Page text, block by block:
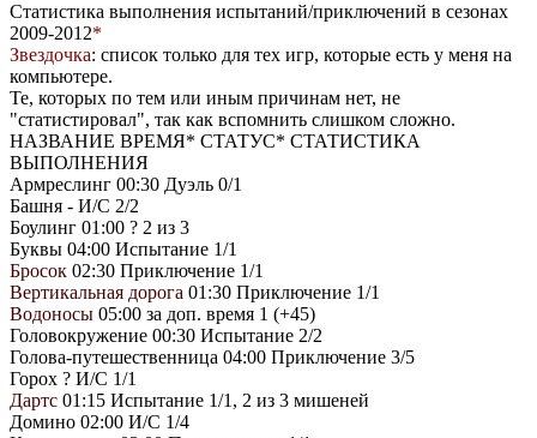
Статистика выполнения испытаний/приключений в сезонах
2009-2012*
Звездочка: список только для тех игр, которые есть у меня на
компьютере.
Те, которых по тем или иным причинам нет, не
"статистировал", так как вспомнить слишком сложно.
НАЗВАНИЕ ВРЕМЯ* СТАТУС* СТАТИСТИКА
ВЫПОЛНЕНИЯ
Армреслинг 00:30 Дуэль 0/1
Башня - И/С 2/2
Боулинг 01:00 ? 2 из 3
Буквы 04:00 Испытание 1/1
Бросок 02:30 Приключение 1/1
Вертикальная дорога 01:30 Приключение 1/1
Водоносы 05:00 за доп. время 1 (+45)
Головокружение 00:30 Испытание 2/2
Голова-путешественница 04:00 Приключение 3/5
Горох ? И/С 1/1
Дартс 01:15 Испытание 1/1, 2 из 3 мишеней
Домино 02:00 И/С 1/4